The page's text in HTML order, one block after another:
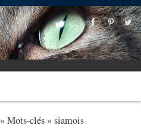
» Mots-clés » siamois